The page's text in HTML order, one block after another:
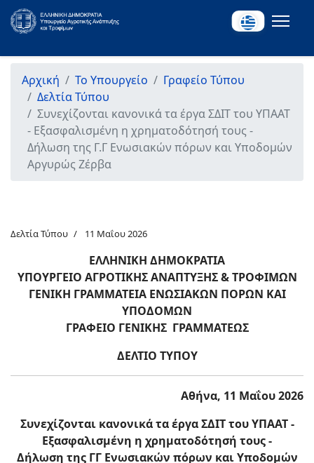
Αρχική Το Υπουργείο
Γραφείο Τύπου
Δελτία Τύπου
Συνεχίζονται κανονικά τα έργα ΣΔΙΤ του ΥΠΑΑΤ
- Εξασφαλισμένη η χρηματοδότησή τους -
Δήλωση της Γ.Γ Ενωσιακών πόρων και Υποδομών
Αργυρώς Ζέρβα
Δελτία Τύπου 11 Μαΐου 2026
ΕΛΛΗΝΙΚΗ ΔΗΜΟΚΡΑΤΙΑ
ΥΠΟΥΡΓΕΙΟ ΑΓΡΟΤΙΚΗΣ ΑΝΑΠΤΥΞΗΣ & ΤΡΟΦΙΜΩΝ
ΓΕΝΙΚΗ ΓΡΑΜΜΑΤΕΙΑ ΕΝΩΣΙΑΚΩΝ ΠΟΡΩΝ ΚΑΙ
ΥΠΟΔΟΜΩΝ
ΓΡΑΦΕΙΟ ΓΕΝΙΚΗΣ ΓΡΑΜΜΑΤΕΩΣ
ΔΕΛΤΙΟ ΤΥΠΟΥ
Αθήνα, 11 Μαΐου 2026
Συνεχίζονται κανονικά τα έργα ΣΔΙΤ του ΥΠΑΑΤ -
Εξασφαλισμένη η χρηματοδότησή τους-
Δήλωση της ΓΓ Ενωσιακών πόρων και Υποδομών